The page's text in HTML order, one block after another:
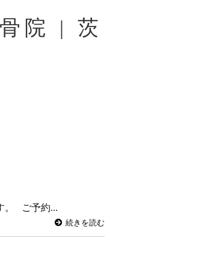
院 | 茨
。 ご予約...
続きを読む